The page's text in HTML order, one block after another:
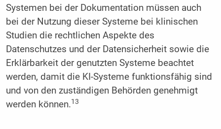
Systemen bei der Dokumentation müssen auch
bei der Nutzung dieser Systeme bei klinischen
Studien die rechtlichen Aspekte des
Datenschutzes und der Datensicherheit sowie die
Erklärbarkeit der genutzten Systeme beachtet
werden, damit die KI-Systeme funktionsfähig sind
und von den zuständigen Behörden genehmigt
werden können.13